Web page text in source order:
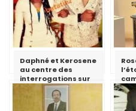
Daphné et Kerosene
au centre des
interrogations sur
la toile
Bâle